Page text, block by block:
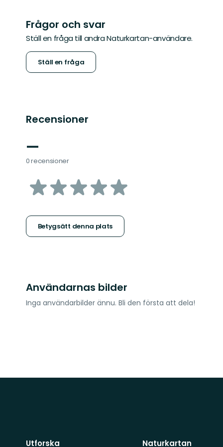
Frågor och svar
Ställ en fråga till andra Naturkartan-användare.
Ställ en fråga
Recensioner
—
0 recensioner
av
stjärnor
Betygsätt denna plats
Användarnas bilder
Inga användarbilder ännu. Bli den första att dela!
Utforska Naturkartan